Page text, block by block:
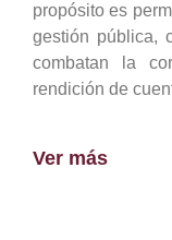
propósito es
gestión pública,
combatan la
rendición de
Ver más